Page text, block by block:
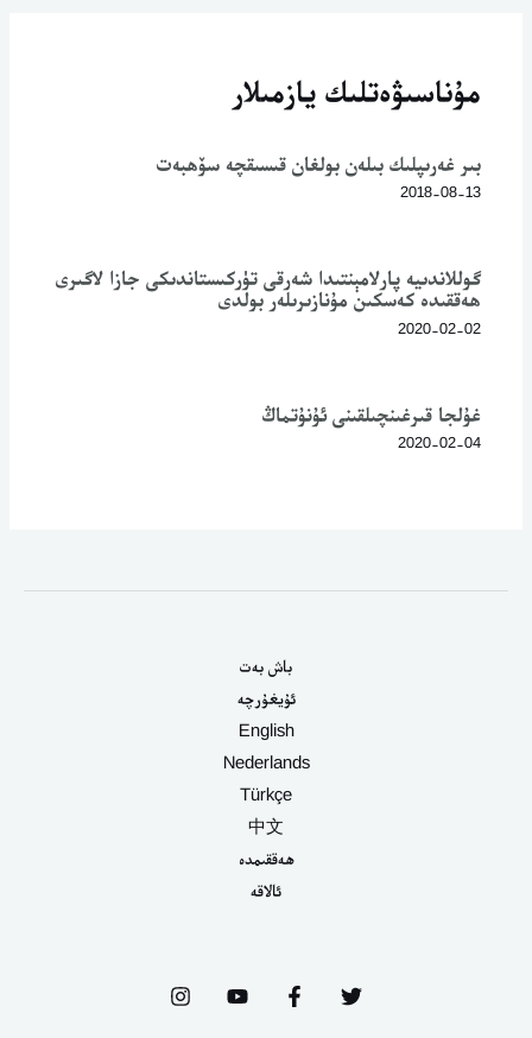
مۇناسىۋەتلىك يازمىلار
بىر غەرىپلىك بىلەن بولغان قىسىقچە سۆھبەت
2018-08-13
گوللاندىيە پارلامېنتىدا شەرقى تۈركىستاندىكى جازا لاگىرى
ھەققىدە كەسكىن مۇنازىرىلەر بولدى
2020-02-02
غۇلجا قىرغىنچىلقىنى ئۇنۇتماڭ
2020-02-04
باش بەت
ئۇيغۇرچە
English
Nederlands
Türkçe
中文
ھەققىمدە
ئالاقە